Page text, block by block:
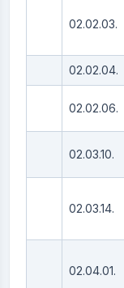
02.02.03.
02.02.04.
02.02.06.
02.03.10.
02.03.14.
02.04.01.